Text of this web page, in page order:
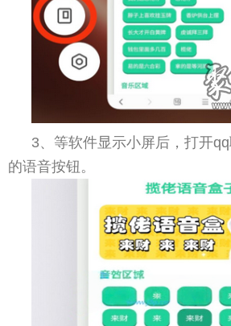
3、等软件显示小屏后，打开
的语音按钮。